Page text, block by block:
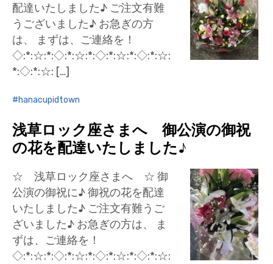
配達いたしました♪ ご注文有難
うございました♪ お急ぎの方
は、 まずは、ご連絡を！
◇:*:☆:*:◇:*:☆:*:◇:*:☆:*:◇:*:☆:
*:◇:*:☆: […]
hanacupidtown
浅草ロック座さまへ 御公演の御祝
の花を配達いたしました♪
☆ 浅草ロック座さまへ ☆ 御
公演の御祝に♪ 御祝の花を配達
いたしました♪ ご注文有難うご
ざいました♪ お急ぎの方は、 ま
ずは、ご連絡を！
◇:*:☆:*:◇:*:☆:*:◇:*:☆:*:◇:*:☆: